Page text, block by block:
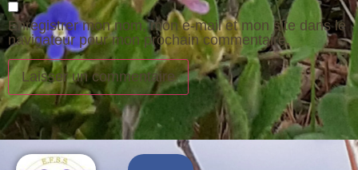
Enregistrer mon nom, mon e-mail et mon site dans le
navigateur pour mon prochain commentaire.